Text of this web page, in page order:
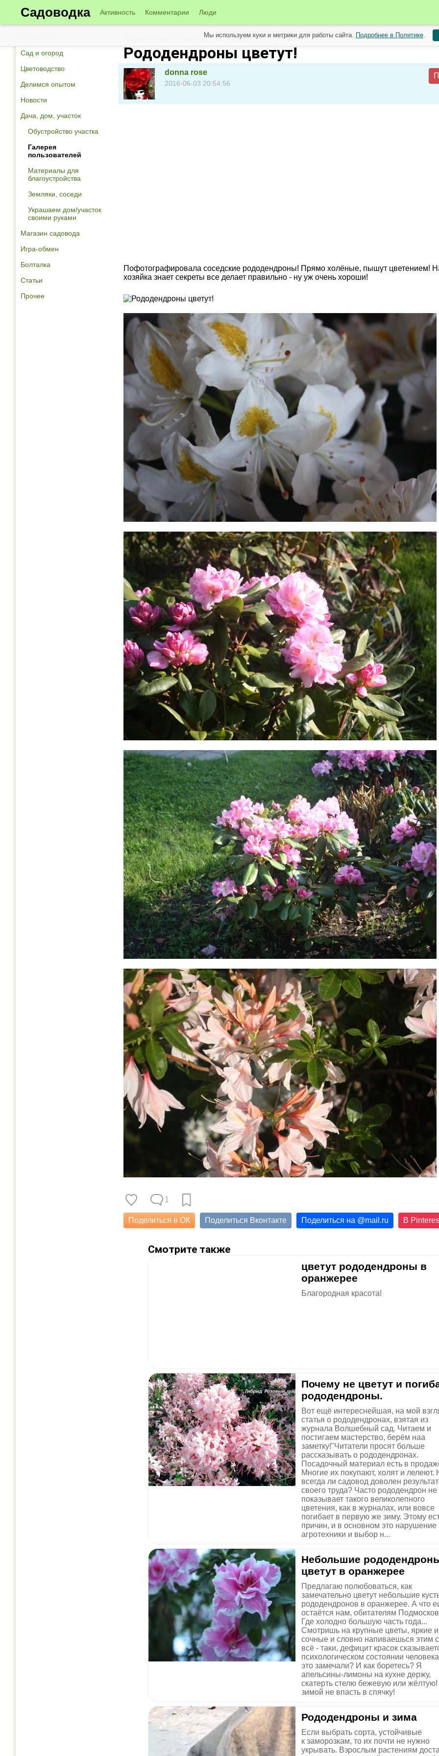
Садоводка Активность Комментарии Люди
Сад и огород
Цветоводство
Делимся опытом
Новости
Дача, дом, участок
Обустройство участка
Галерея
пользователей
Материалы для
благоустройства
Земляки, соседи
Украшаем дом/участок
своими руками
Магазин садовода
Игра-обмен
Болталка
Статьи
Прочее
Новые темы в сообществе садоводов от 4 июня
Рододендроны цветут!
donna rose
2016-06-03 20:54:56
Пофотографировала соседские рододендроны! Прямо холёные, пышут цветением!
хозяйка знает секреты все делает правильно - ну уж очень хороши!
1
Поделиться в ОК Поделиться Вконтакте Поделиться на @mail.ru В
Смотрите также
цветут рододендроны в
оранжерее
Благородная красота!
Почему не цветут и
рододендроны.
Вот ещё интереснейшая, на мой
статья о рододендронах, взятая из
журнала Волшебный сад. Читаем и
постигаем мастерство, берём наа
заметку!"Читатели просят больше
рассказывать о рододендронах.
Посадочный материал есть в
Многие их покупают, холят и лелеют.
всегда ли садовод доволен
своего труда? Часто рододендрон не
показывает такого великолепного
цветения, как в журналах, или вовсе
погибает в первую же зиму. Этому
причин, и в основном это нарушение
агротехники и выбор н...
Небольшие
цветут в оранжерее
Предлагаю полюбоваться, как
замечательно цветут небольшие
рододендронов в оранжерее. А что
остаётся нам, обитателям
Где холодно большую часть года...
Смотришь на крупные цветы, яркие и
сочные и словно напиваешься этим
всё - таки, дефицит красок
психологическом состоянии
это замечали? И как боретесь? Я
апельсины-лимоны на кухне держу,
скатерть стелю бежевую или
зимой не впасть в спячку!
Рододендроны и зима
Если выбрать сорта, устойчивые
к заморозкам, то их почти не нужно
укрывать. Взрослым растениям
Мы используем куки и метрики для работы сайта. Подробнее в Политике.